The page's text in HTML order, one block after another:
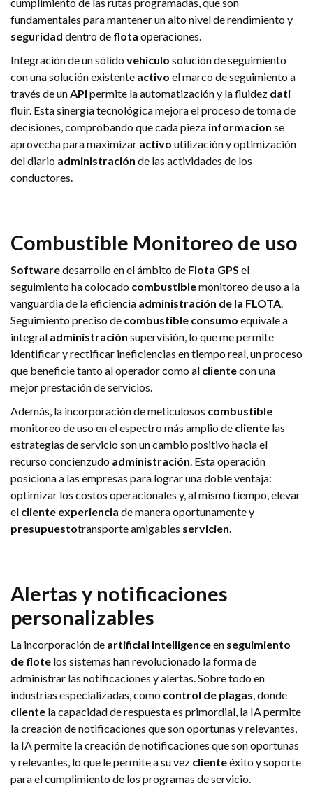
fundamentales para mantener un alto nivel de rendimiento y
seguridad dentro de flota operaciones.
Integración de un sólido vehiculo solución de seguimiento
con una solución existente activo el marco de seguimiento a
través de unAPI permite la automatización y la fluidez dati
fluir. Esta sinergia tecnológica mejora el proceso de toma de
decisiones, comprobando que cada pieza informacion se
aprovecha para maximizar activo utilización y optimización
del diario administración de las actividades de los
conductores.
Combustible Monitoreo de uso
Softwaredesarrollo en el ámbito de Flota GPS el
seguimiento ha colocado combustiblemonitoreo de uso a la
vanguardia de la eficiencia administración de la FLOTA.
Seguimiento preciso de combustible consumo equivale a
integral administración supervisión, lo que me permite
identificar y rectificar ineficiencias en tiempo real, un proceso
que beneficie tanto al operador como al clientecon una
mejor prestación de servicios.
Además, la incorporación de meticulosos combustible
monitoreo de uso en el espectro más amplio de cliente las
estrategias de servicio son un cambio positivo hacia el
recurso concienzudo administración. Esta operación
posiciona a las empresas para lograr una doble ventaja:
optimizar los costos operacionales y, al mismo tiempo, elevar
el cliente experiencia de manera oportunamente y
presupuestotransporte amigables servicien.
Alertas y notificaciones
personalizables
La incorporación de artificial intelligenceen seguimiento
de flote los sistemas han revolucionado la forma de
administrar las notificaciones y alertas. Sobre todo en
industrias especializadas, como control de plagas, donde
cliente la capacidad de respuesta es primordial, la IA permite
la creación de notificaciones que son oportunas y relevantes,
la IA permite la creación de notificaciones que son oportunas
y relevantes, lo que le permite a su vez clienteéxito y soporte
para el cumplimiento de los programas de servicio.